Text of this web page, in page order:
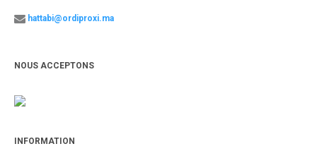
hattabi@ordiproxi.ma
NOUS ACCEPTONS
INFORMATION